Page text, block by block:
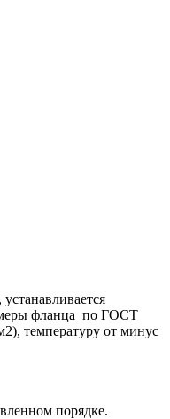
фланца по ГОСТ
температуру от минус
порядке.